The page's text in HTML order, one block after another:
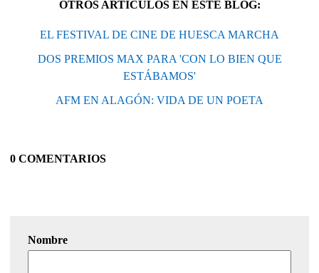
OTROS ARTÍCULOS EN ESTE BLOG:
EL FESTIVAL DE CINE DE HUESCA MARCHA
DOS PREMIOS MAX PARA 'CON LO BIEN QUE
ESTÁBAMOS'
AFM EN ALAGÓN: VIDA DE UN POETA
0 COMENTARIOS
Nombre